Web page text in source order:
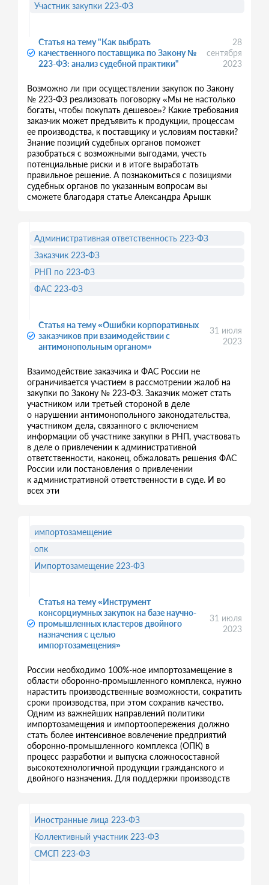
Статья на тему "Как выбрать
качественного поставщика по Закону №
223-ФЗ: анализ судебной практики"
28
сентября
2023
Возможно ли при осуществлении закупок по Закону
№ 223-ФЗ реализовать поговорку «Мы не настолько
богаты, чтобы покупать дешевое»? Какие требования
заказчик может предъявить к продукции, процессам
ее производства, к поставщику и условиям поставки?
Знание позиций судебных органов поможет
разобраться с возможными выгодами, учесть
потенциальные риски и в итоге выработать
правильное решение. А познакомиться с позициями
судебных органов по указанным вопросам вы
сможете благодаря статье Александра Арышк
Участник закупки 223-ФЗ
Статья на тему «Ошибки корпоративных
заказчиков при взаимодействии с
антимонопольным органом»
31 июля
2023
Взаимодействие заказчика и ФАС России не
ограничивается участием в рассмотрении жалоб на
закупки по Закону № 223-ФЗ. Заказчик может стать
участником или третьей стороной в деле
о нарушении антимонопольного законодательства,
участником дела, связанного с включением
информации об участнике закупки в РНП, участвовать
в деле о привлечении к административной
ответственности, наконец, обжаловать решения ФАС
России или постановления о привлечении
к административной ответственности в суде. И во
всех эти
Административная ответственность 223-ФЗ
Заказчик 223-ФЗ
РНП по 223-ФЗ
ФАС 223-ФЗ
Статья на тему «Инструмент
консорциумных закупок на базе научно-
промышленных кластеров двойного
назначения с целью
импортозамещения»
31 июля
2023
России необходимо 100%-ное импортозамещение в
области оборонно-промышленного комплекса, нужно
нарастить производственные возможности, сократить
сроки производства, при этом сохранив качество.
Одним из важнейших направлений политики
импортозамещения и импортоопережения должно
стать более интенсивное вовлечение предприятий
оборонно-промышленного комплекса (ОПК) в
процесс разработки и выпуска сложносоставной
высокотехнологичной продукции гражданского и
двойного назначения. Для поддержки производств
импортозамещение
опк
Импортозамещение 223-ФЗ
Иностранные лица 223-ФЗ
Коллективный участник 223-ФЗ
СМСП 223-ФЗ